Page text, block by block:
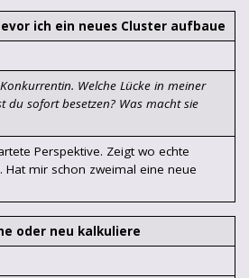
ich ein neues Cluster aufbaue
Welche Lücke in meiner
du sofort besetzen? Was macht sie
Perspektive. Zeigt wo echte
Hat mir schon zweimal eine neue
oder neu kalkuliere